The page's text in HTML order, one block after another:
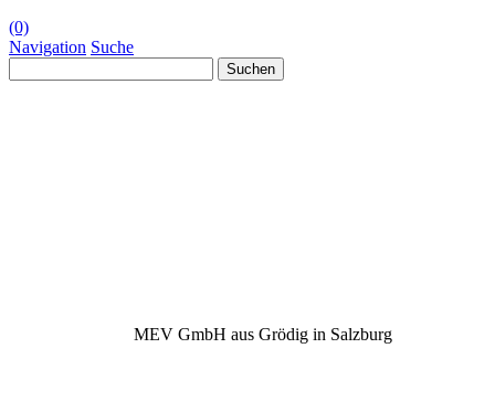
(0)
Navigation Suche
nach:
MEV GmbH aus Grödig in Salzburg